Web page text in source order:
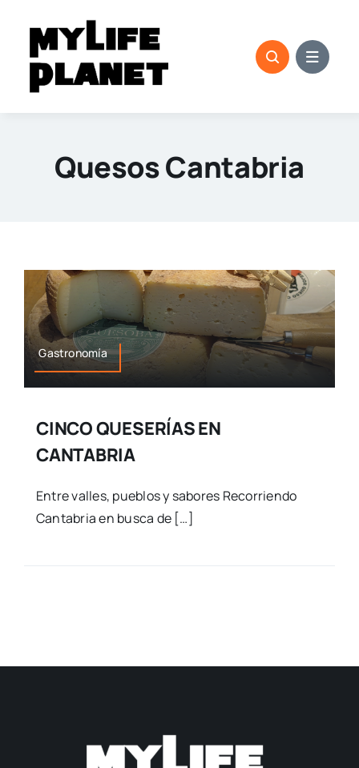
contenido
Quesos Cantabria
Gastronomía
CINCO QUESERÍAS EN
CANTABRIA
Entre valles, pueblos y sabores Recorriendo
Cantabria en busca de […]